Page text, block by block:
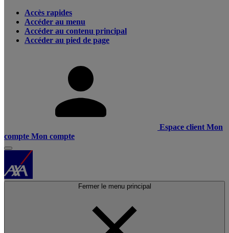
Accès rapides
Accéder au menu
Accéder au contenu principal
Accéder au pied de page
Espace client Mon
compte Mon compte
Fermer le menu principal